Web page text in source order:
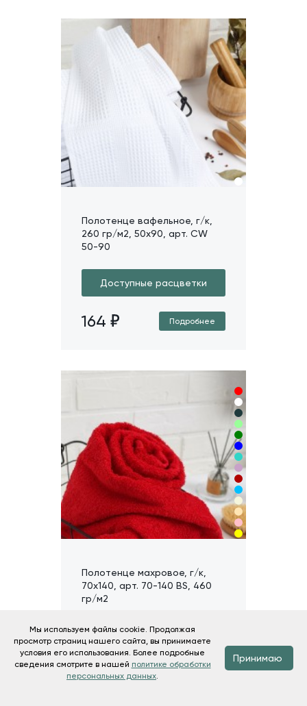
Полотенце вафельное, г/к,
260 гр/м2, 50х90, арт. CW
50-90
Доступные расцветки
164 Подробнее
Полотенце махровое, г/к,
70х140, арт. 70-140 BS, 460
гр/м2
Доступные расцветки
463
Мы используем файлы cookie. Продолжая
просмотр страниц нашего сайта, вы принимаете
условия его использования. Более подробные
сведения смотрите в нашей политике обработки
персональных данных.
Принимаю